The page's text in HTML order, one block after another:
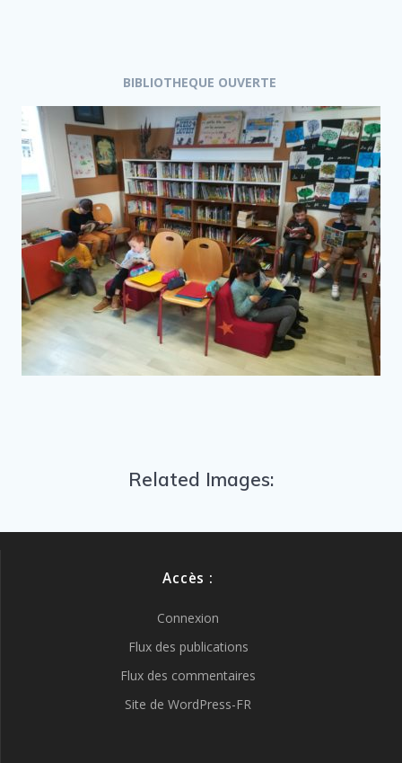
BIBLIOTHEQUE OUVERTE
Related Images:
Accès :
Connexion
Flux des publications
Flux des commentaires
Site de WordPress-FR